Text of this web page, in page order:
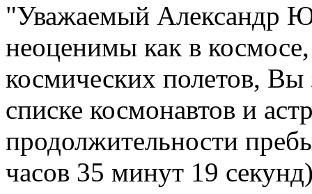
"Уважаемый Александр
неоценимы как в
космических полетов, Вы
списке космонавтов и
продолжительности
часов 35 минут 19